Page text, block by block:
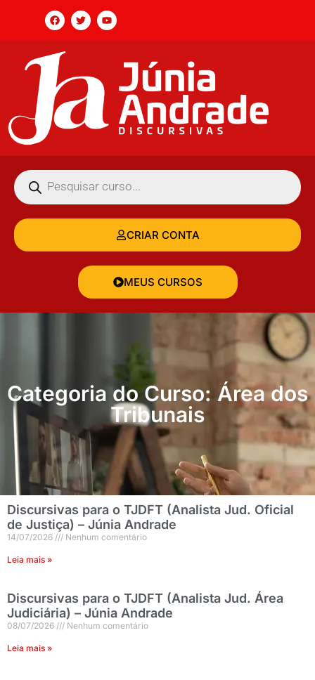
CRIAR CONTA
MEUS CURSOS
Categoria do Curso: Área dos
Tribunais
Discursivas para o TJDFT (Analista Jud. Oficial
de Justiça) – Júnia Andrade
14/07/2026 Nenhum comentário
Leia mais »
Discursivas para o TJDFT (Analista Jud. Área
Judiciária) – Júnia Andrade
08/07/2026 Nenhum comentário
Leia mais »